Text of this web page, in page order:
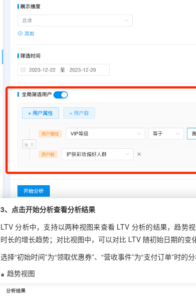
3、点击开始分析查看分析结果
LTV 分析中，支持以两种视图来查看 LTV 分析的结果，趋势
时长的增长趋势；对比视图中，可以对比 LTV 随初始日期的变
选择“初始时间”为“领取优惠券”、“营收事件”为“支付订单”时的分
趋势视图